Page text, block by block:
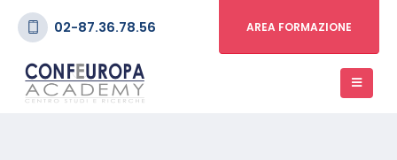
02-87.36.78.56 AREA FORMAZIONE